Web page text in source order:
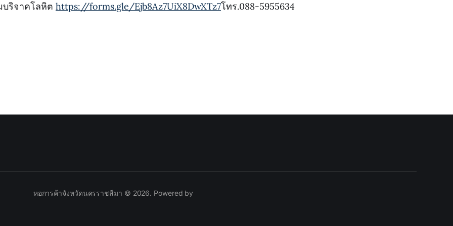
บริจาคโลหิต https://forms.gle/Ejb8Az7UiX8DwXTz7โทร.088-5955634
หอการค้าจังหวัดนครราชสีมา © 2026. Powered by